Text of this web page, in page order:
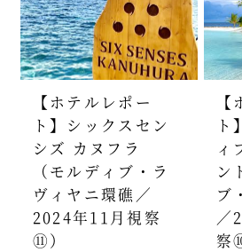
【ホテルレポー
ト】シックスセン
シズ カヌフラ
（モルディブ・ラ
ヴィヤニ環礁／
2024年11月視察
⑪）
ト
ィ
ン
ブ
／
察